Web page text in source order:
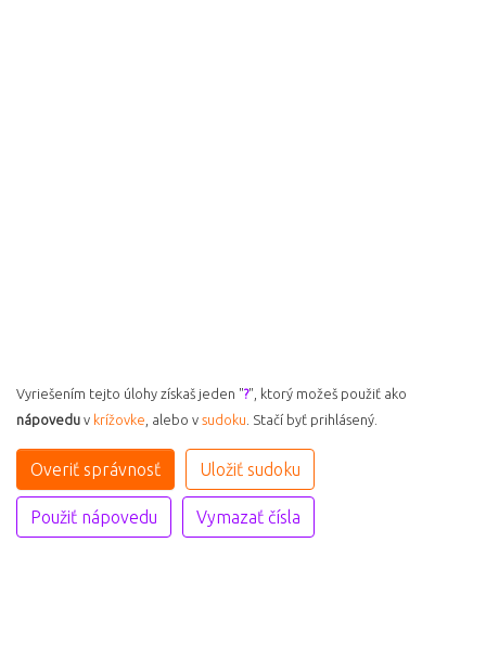
Vyriešením tejto úlohy získaš jeden "?", ktorý možeš použiť ako
nápovedu v krížovke , alebo v sudoku . Stačí byť prihlásený.